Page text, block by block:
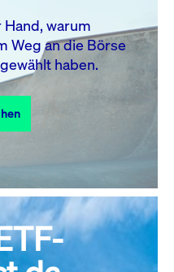
14
21 22
23
28
warum
Weg an die Börse
haben.